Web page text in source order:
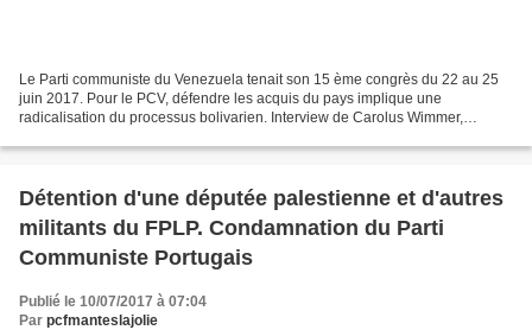
Le Parti communiste du Venezuela tenait son 15 ème congrès du 22 au 25
juin 2017. Pour le PCV, défendre les acquis du pays implique une
radicalisation du processus bolivarien. Interview de Carolus Wimmer,
Détention d'une députée palestienne et d'autres
militants du FPLP. Condamnation du Parti
Communiste Portugais
Publié le 10/07/2017 à 07:04
Par pcfmanteslajolie